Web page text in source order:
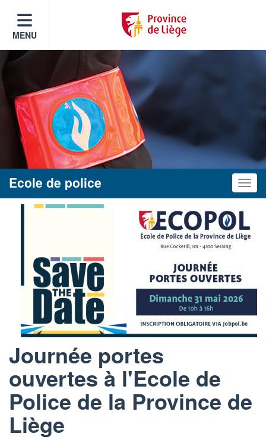
MENU
Ecole de police
Journée portes
ouvertes à l'Ecole de
Police de la Province de
Liège